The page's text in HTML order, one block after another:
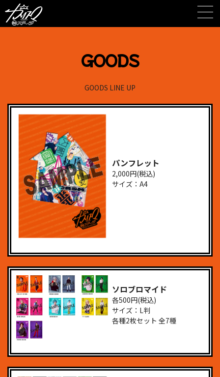
Skip
to
content
GOODS
GOODS LINE UP
パンフレット
2,000円(税込)
サイズ：A4
ソロブロマイド
各500円(税込)
サイズ：L判
各種2枚セット 全7種